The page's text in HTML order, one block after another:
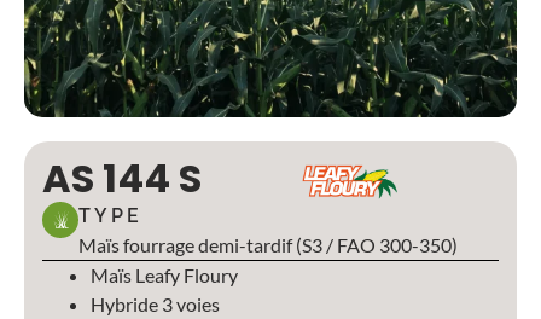
AS 144 S
TYPE
Maïs fourrage demi-tardif (S3 / FAO 300-350)
Maïs Leafy Floury
Hybride 3 voies